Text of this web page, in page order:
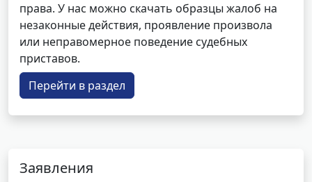
права. У нас можно скачать образцы жалоб на
незаконные действия, проявление произвола
или неправомерное поведение судебных
приставов.
Перейти в раздел
Заявления